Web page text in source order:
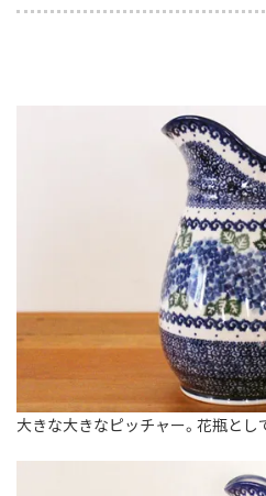
大きな大きなピッチャー。花瓶とし